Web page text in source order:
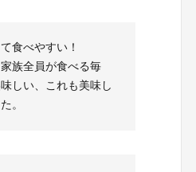
食べやすい！
族全員が食べる毎
しい、これも美味し
。